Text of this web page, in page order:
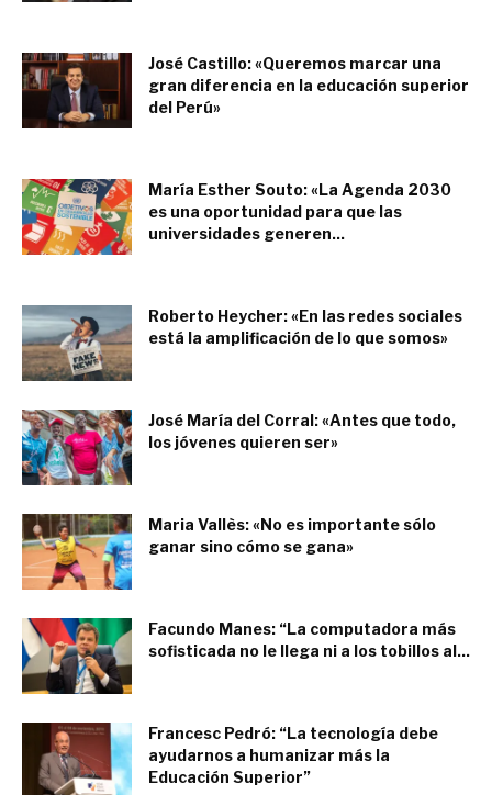
José Castillo: «Queremos marcar una
gran diferencia en la educación superior
del Perú»
María Esther Souto: «La Agenda 2030
es una oportunidad para que las
universidades generen...
Roberto Heycher: «En las redes sociales
está la amplificación de lo que somos»
José María del Corral: «Antes que todo,
los jóvenes quieren ser»
Maria Vallès: «No es importante sólo
ganar sino cómo se gana»
Facundo Manes: “La computadora más
sofisticada no le llega ni a los tobillos al...
Francesc Pedró: “La tecnología debe
ayudarnos a humanizar más la
Educación Superior”